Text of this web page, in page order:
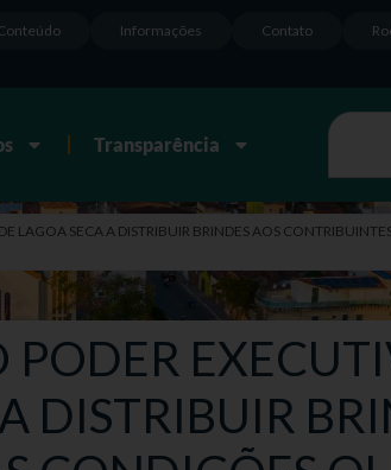
Contato
Informações
Transparência
SECA A DISTRIBUIR BRINDES AOS
DISTRIBUIR